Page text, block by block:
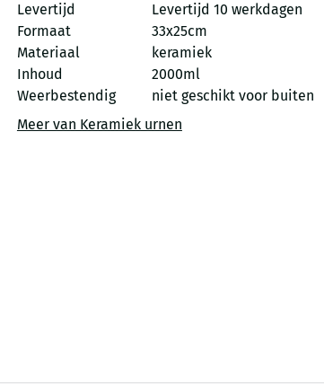
Levertijd
Levertijd 10 werkdagen
Formaat
33x25cm
Materiaal
keramiek
Inhoud
2000ml
Weerbestendig
niet geschikt voor buiten
Meer van Keramiek urnen